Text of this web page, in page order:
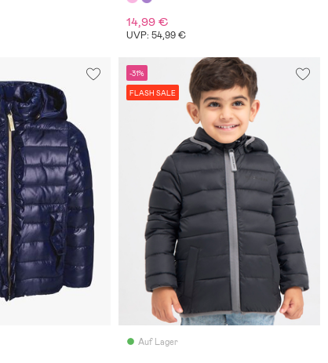
14,99 €
UVP: 54,99 €
-31%
FLASH SALE
Auf Lager